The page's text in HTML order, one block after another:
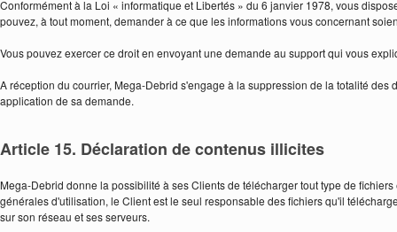
Conformément à la Loi « informatique et Libertés » du 6 janvier 1978, vous
pouvez, à tout moment, demander à ce que les informations vous concernant
Vous pouvez exercer ce droit en envoyant une demande au support qui vous
A réception du courrier, Mega-Debrid s'engage à la suppression de la totalité
application de sa demande.
Article 15. Déclaration de contenus illicites
Mega-Debrid donne la possibilité à ses Clients de télécharger tout type de
générales d'utilisation, le Client est le seul responsable des fichiers qu'il
sur son réseau et ses serveurs.